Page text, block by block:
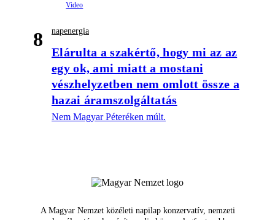
8 napenergia
Elárulta a szakértő, hogy mi az az
egy ok, ami miatt a mostani
vészhelyzetben nem omlott össze a
hazai áramszolgáltatás
Nem Magyar Péteréken múlt.
A Magyar Nemzet közéleti napilap konzervatív, nemzeti